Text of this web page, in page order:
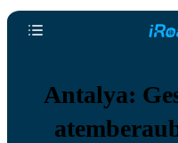
Antalya: